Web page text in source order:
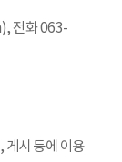
전화 063-
게시 등에 이용